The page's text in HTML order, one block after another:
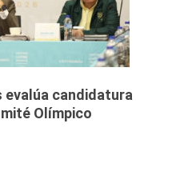
evalúa candidatura
Olímpico